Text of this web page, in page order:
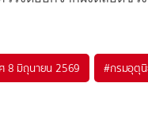
8 มิถุนายน 2569 #กรมอุตุ